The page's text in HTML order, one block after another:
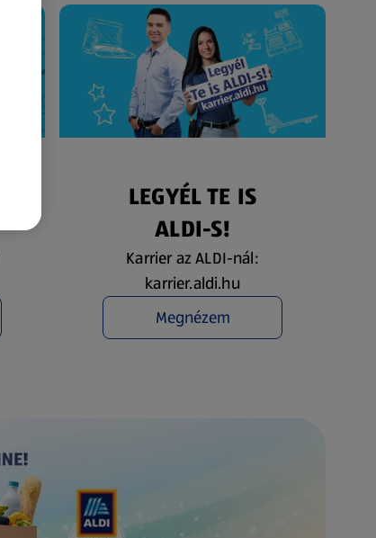
LEGYÉL TE IS
ALDI-S!
Karrier az ALDI-nál:
karrier.aldi.hu
Megnézem